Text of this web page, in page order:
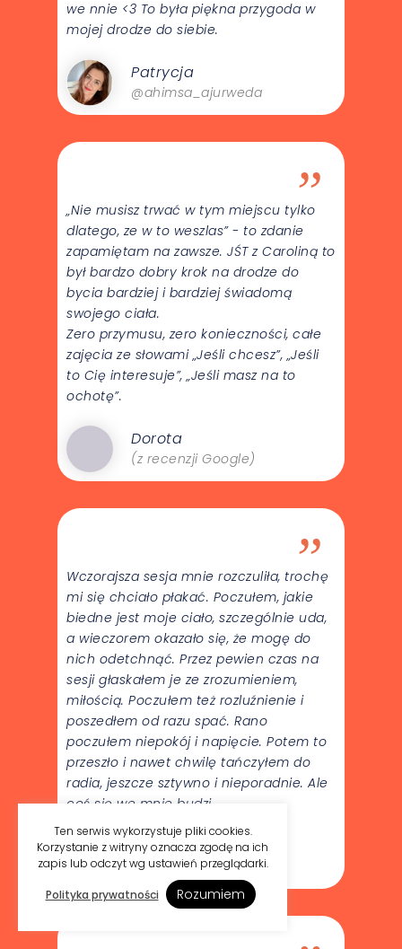
we nnie <3 To była piękna przygoda w
mojej drodze do siebie.
Patrycja
@ahimsa_ajurweda
”
„Nie musisz trwać w tym miejscu tylko
dlatego, ze w to weszlas” - to zdanie
zapamiętam na zawsze. JŚT z Caroliną to
był bardzo dobry krok na drodze do
bycia bardziej i bardziej świadomą
swojego ciała.
Zero przymusu, zero konieczności, całe
zajęcia ze słowami „Jeśli chcesz”, „Jeśli
to Cię interesuje”, „Jeśli masz na to
ochotę”.
Dorota
(z recenzji Google)
”
Wczorajsza sesja mnie rozczuliła, trochę
mi się chciało płakać. Poczułem, jakie
biedne jest moje ciało, szczególnie uda,
a wieczorem okazało się, że mogę do
nich odetchnąć. Przez pewien czas na
sesji głaskałem je ze zrozumieniem,
miłością. Poczułem też rozluźnienie i
poszedłem od razu spać. Rano
poczułem niepokój i napięcie. Potem to
przeszło i nawet chwilę tańczyłem do
radia, jeszcze sztywno i nieporadnie. Ale
coś się we mnie budzi.
Robert
Uczestnik jogi
Ten serwis wykorzystuje pliki cookies.
Korzystanie z witryny oznacza zgodę na ich
zapis lub odczyt wg ustawień przeglądarki.
Polityka prywatności Rozumiem